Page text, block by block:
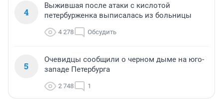
4
Выжившая после атаки с кислотой
петербурженка выписалась из больницы
4 278 Обсудить
5
Очевидцы сообщили о черном дыме на юго-
западе Петербурга
2 748 1